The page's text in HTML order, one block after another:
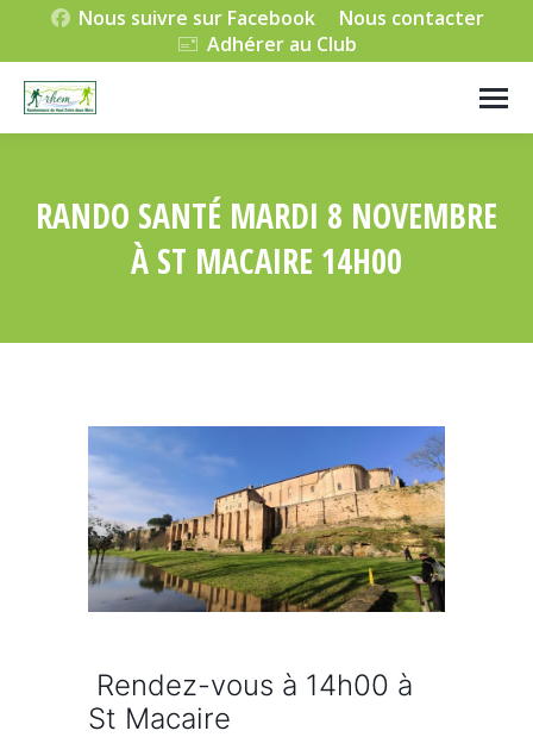
Nous suivre sur Facebook
Nous contacter
Adhérer au Club
RANDO SANTÉ MARDI 8 NOVEMBRE
À ST MACAIRE 14H00
Rendez-vous à 14h00 à
St Macaire